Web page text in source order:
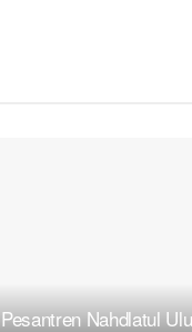
Pesantren Nahdlatul